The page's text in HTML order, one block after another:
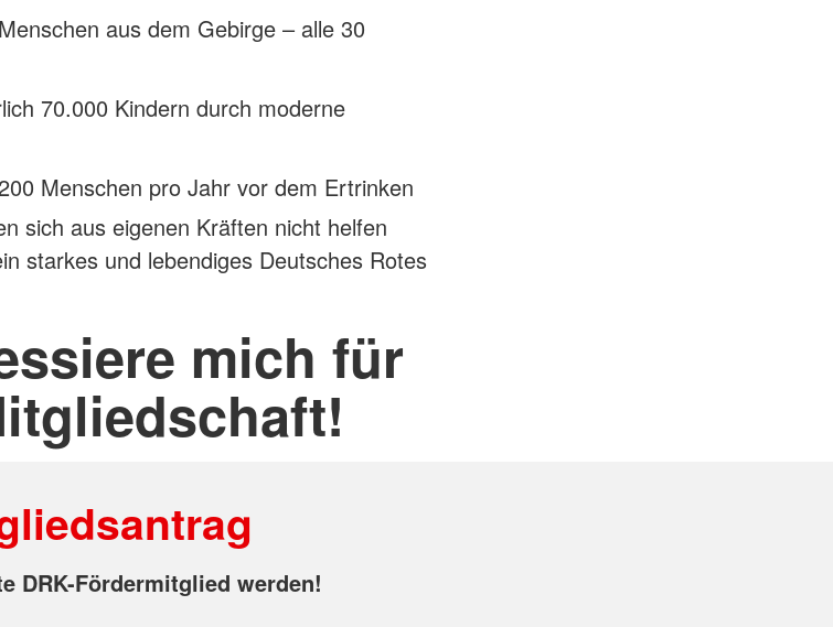
aus dem Gebirge – alle 30
70.000 Kindern durch moderne
Menschen pro Jahr vor dem Ertrinken
sich aus eigenen Kräften nicht helfen
starkes und lebendiges Deutsches Rotes
mich für
DRK-Fördermitglied werden!